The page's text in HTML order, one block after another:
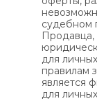
судебном
Продавца,
для
правилам
является
для